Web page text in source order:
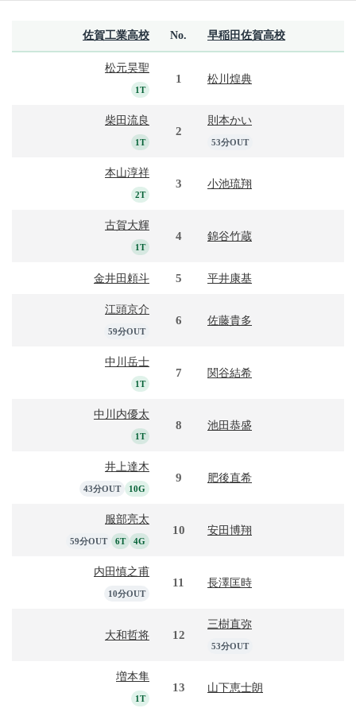
佐賀工業高校 No. 早稲田佐賀高校
松元昊聖
1T
1 松川煌典
柴田流良
1T
2
則本かい
53分OUT
本山淳祥
2T
3 小池琉翔
古賀大輝
1T
4 錦谷竹蔵
金井田頼斗 5 平井康基
江頭京介
59分OUT
6 佐藤貴多
中川岳士
1T
7 関谷結希
中川内優太
1T
8 池田恭盛
井上達木
43分OUT 10G
9 肥後直希
服部亮太
59分OUT 6T 4G
10 安田博翔
内田慎之甫
10分OUT
11 長澤匡時
大和哲将 12
三樹直弥
53分OUT
増本隼
1T
13 山下恵士朗